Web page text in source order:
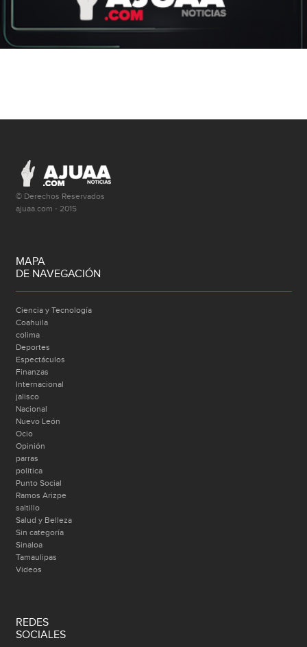
© Derechos Reservados
ajuaa.com - 2015
MAPA
DE NAVEGACIÓN
Ciencia y Tecnología
Coahuila
colima
Deportes
Espectáculos
Finanzas
Internacional
jalisco
Nacional
Nuevo León
Ocio
Opinión
parras
politica
Punto Social
Ramos Arizpe
saltillo
Salud y Belleza
Sin categoría
Sinaloa
Tamaulipas
Videos
REDES
SOCIALES